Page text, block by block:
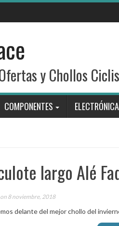
y Chollos
COMPONENTES ELECTRÓNICA
largo Alé
8 noviembre, 2018
delante del mejor chollo del